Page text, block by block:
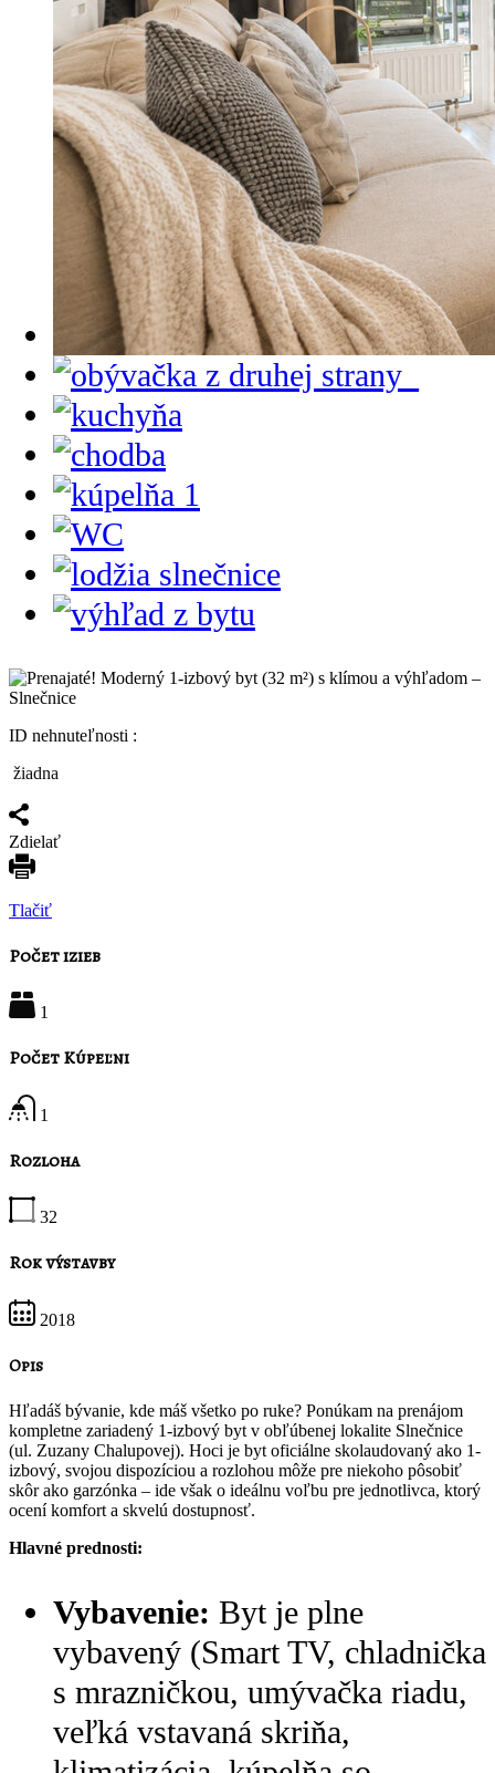
ID nehnuteľnosti :
žiadna
Zdielať
Tlačiť
Počet izieb
1
Počet Kúpeľni
1
Rozloha
32
Rok výstavby
2018
Opis
Hľadáš bývanie, kde máš všetko po ruke? Ponúkam na prenájom
kompletne zariadený 1-izbový byt v obľúbenej lokalite Slnečnice
(ul. Zuzany Chalupovej). Hoci je byt oficiálne skolaudovaný ako 1-
izbový, svojou dispozíciou a rozlohou môže pre niekoho pôsobiť
skôr ako garzónka – ide však o ideálnu voľbu pre jednotlivca, ktorý
ocení komfort a skvelú dostupnosť.
Hlavné prednosti:
Vybavenie: Byt je plne
vybavený (Smart TV, chladnička
s mrazničkou, umývačka riadu,
veľká vstavaná skriňa,